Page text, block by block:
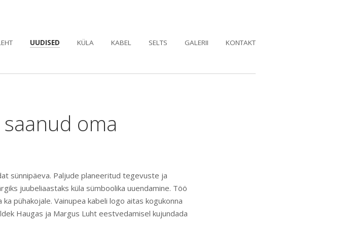
UUDISED KÜLA KABEL SELTS GALERII KONTAKT
oma
sünnipäeva. Paljude planeeritud tegevuste ja
juubeliaastaks küla sümboolika uuendamine. Töö
pühakojale. Vainupea kabeli logo aitas kogukonna
Haugas ja Margus Luht eestvedamisel kujundada